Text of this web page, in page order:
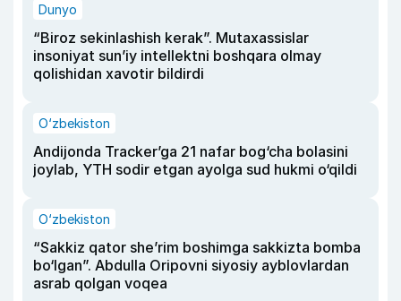
Dunyo
“Biroz sekinlashish kerak”. Mutaxassislar
insoniyat sun’iy intellektni boshqara olmay
qolishidan xavotir bildirdi
O‘zbekiston
Andijonda Tracker’ga 21 nafar bog‘cha bolasini
joylab, YTH sodir etgan ayolga sud hukmi o‘qildi
O‘zbekiston
“Sakkiz qator she’rim boshimga sakkizta bomba
bo‘lgan”. Abdulla Oripovni siyosiy ayblovlardan
asrab qolgan voqea